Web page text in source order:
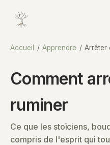
Accueil / Apprendre / Arrêter
Comment
ruminer
Ce que les stoïciens,
compris de l'esprit qui